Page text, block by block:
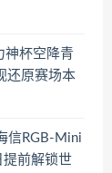
神杯空降青
还原赛场本
信RGB-Mini
提前解锁世